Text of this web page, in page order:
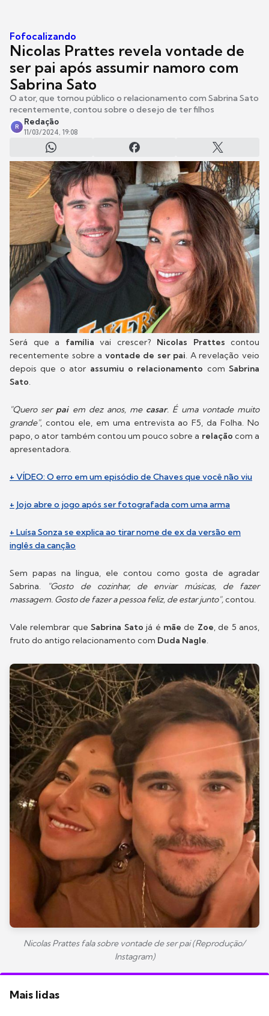
Fofocalizando
Nicolas Prattes revela vontade de
ser pai após assumir namoro com
Sabrina Sato
O ator, que tornou público o relacionamento com Sabrina Sato
recentemente, contou sobre o desejo de ter filhos
R
Redação
11/03/2024, 19:08
Será que a família vai crescer? Nicolas Prattes contou
recentemente sobre a vontade de ser pai. A revelação veio
depois que o ator assumiu o relacionamento com Sabrina
Sato.
"Quero ser paiem dez anos, me casar. É uma vontade muito
grande", contou ele, em uma entrevista ao F5, da Folha. No
papo, o ator também contou um pouco sobre a relação com a
apresentadora.
+ VÍDEO: O erro em um episódio de Chaves que você não viu
+ Jojo abre o jogo após ser fotografada com uma arma
+ Luísa Sonza se explica ao tirar nome de ex da versão em
inglês da canção
Sem papas na língua, ele contou como gosta de agradar
Sabrina.
"Gosto de cozinhar, de enviar músicas, de fazer
massagem. Gosto de fazer a pessoa feliz, de estar junto",contou.
Vale relembrar queSabrina Sato já é mãede Zoe, de 5 anos,
fruto do antigo relacionamento com Duda Nagle.
Nicolas Prattes fala sobre vontade de ser pai (Reprodução/
Instagram)
Mais lidas